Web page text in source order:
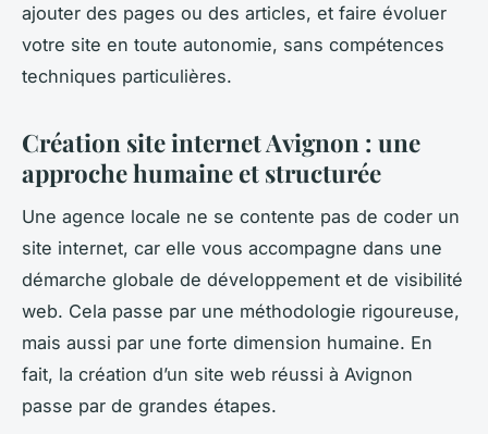
ajouter des pages ou des articles, et faire évoluer
votre site en toute autonomie, sans compétences
techniques particulières.
Création site internet Avignon : une
approche humaine et structurée
Une agence locale ne se contente pas de coder un
site internet, car elle vous accompagne dans une
démarche globale de développement et de visibilité
web. Cela passe par une méthodologie rigoureuse,
mais aussi par une forte dimension humaine. En
fait, la création d’un site web réussi à Avignon
passe par de grandes étapes.